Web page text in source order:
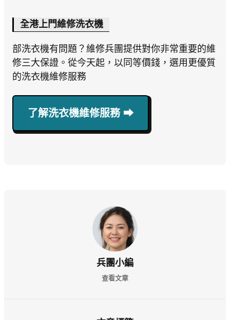
全港上門維修洗衣機
部洗衣機有問題？維修兵團提供對你非常重要的維
修三大保證。從今天起，以同等價錢，選用更優質
的洗衣機維修服務
了解洗衣機維修服務 ⮕
兵團小編
查看文章